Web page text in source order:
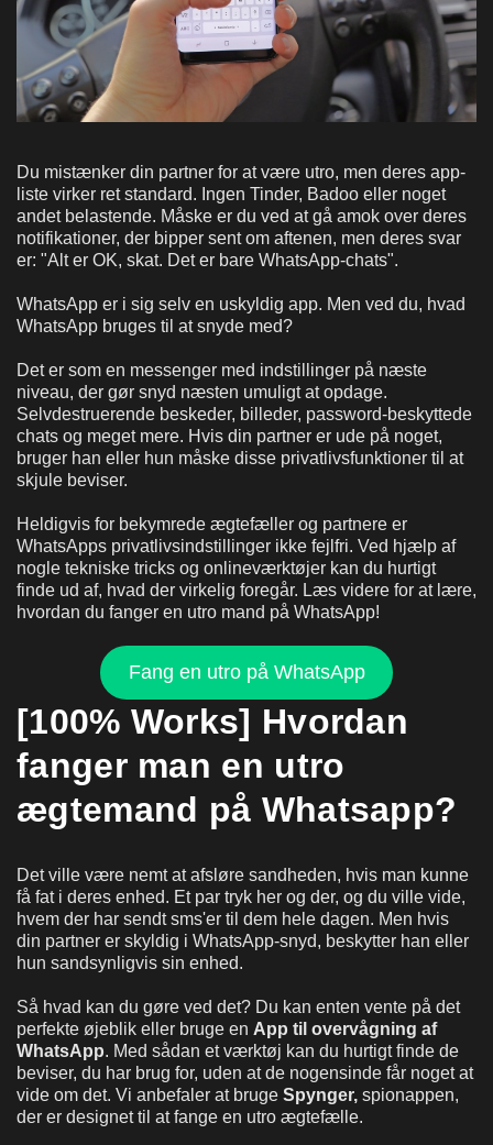
Du mistænker din partner for at være utro, men deres app-
liste virker ret standard. Ingen Tinder, Badoo eller noget
andet belastende. Måske er du ved at gå amok over deres
notifikationer, der bipper sent om aftenen, men deres svar
er: "Alt er OK, skat. Det er bare WhatsApp-chats".
WhatsApp er i sig selv en uskyldig app. Men ved du, hvad
WhatsApp bruges til at snyde med?
Det er som en messenger med indstillinger på næste
niveau, der gør snyd næsten umuligt at opdage.
Selvdestruerende beskeder, billeder, password-beskyttede
chats og meget mere. Hvis din partner er ude på noget,
bruger han eller hun måske disse privatlivsfunktioner til at
skjule beviser.
Heldigvis for bekymrede ægtefæller og partnere er
WhatsApps privatlivsindstillinger ikke fejlfri. Ved hjælp af
nogle tekniske tricks og onlineværktøjer kan du hurtigt
finde ud af, hvad der virkelig foregår. Læs videre for at lære,
hvordan du fanger en utro mand på WhatsApp!
Fang en utro på WhatsApp
[100% Works] Hvordan
fanger man en utro
ægtemand på Whatsapp?
Det ville være nemt at afsløre sandheden, hvis man kunne
få fat i deres enhed. Et par tryk her og der, og du ville vide,
hvem der har sendt sms'er til dem hele dagen. Men hvis
din partner er skyldig i WhatsApp-snyd, beskytter han eller
hun sandsynligvis sin enhed.
Så hvad kan du gøre ved det? Du kan enten vente på det
perfekte øjeblik eller bruge en App til overvågning af
WhatsApp. Med sådan et værktøj kan du hurtigt finde de
beviser, du har brug for, uden at de nogensinde får noget at
vide om det. Vi anbefaler at bruge Spynger, spionappen,
der er designet til at fange en utro ægtefælle.